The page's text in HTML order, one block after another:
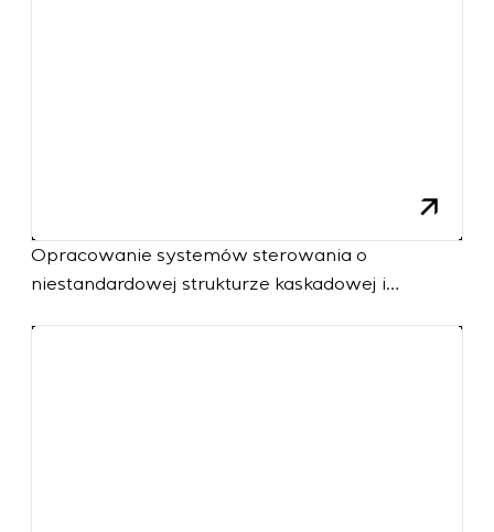
Opracowanie systemów sterowania o
niestandardowej strukturze kaskadowej i